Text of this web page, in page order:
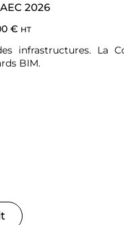
2026
€ HT
infrastructures. La
BIM.